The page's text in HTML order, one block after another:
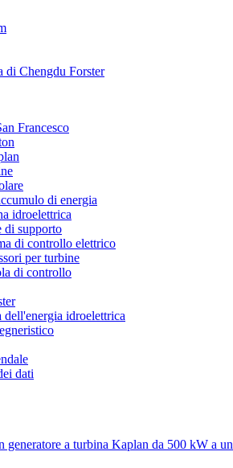
Francesco
di energia
idroelettrica
di supporto
di controllo elettrico
per turbine
di controllo
dell'energia idroelettrica
dati
generatore a turbina Kaplan da 500 kW a